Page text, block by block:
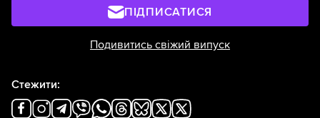
ПІДПИСАТИСЯ
Подивитись свіжий випуск
Стежити: